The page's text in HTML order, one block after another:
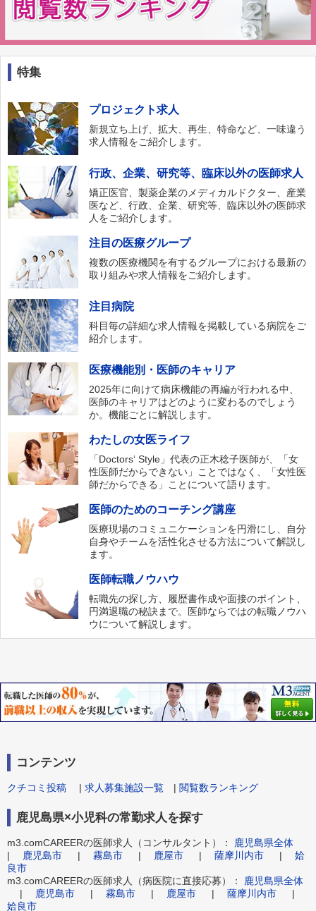
特集
プロジェクト求人
新規立ち上げ、拡大、再生、特命など、一味違う
求人情報をご紹介します。
行政、企業、研究等、臨床以外の医師求人
矯正医官、製薬企業のメディカルドクター、産業
医など、行政、企業、研究等、臨床以外の医師求
人をご紹介します。
注目の医療グループ
複数の医療機関を有するグループにおける最新の
取り組みや求人情報をご紹介します。
注目病院
科目毎の詳細な求人情報を掲載している病院をご
紹介します。
医療機能別・医師のキャリア
2025年に向けて病床機能の再編が行われる中、
医師のキャリアはどのように変わるのでしょう
か。機能ごとに解説します。
わたしの女医ライフ
「Doctors‘ Style」代表の正木稔子医師が、「女
性医師だからできない」ことではなく、「女性医
師だからできる」ことについて語ります。
医師のためのコーチング講座
医療現場のコミュニケーションを円滑にし、自分
自身やチームを活性化させる方法について解説し
ます。
医師転職ノウハウ
転職先の探し方、履歴書作成や面接のポイント、
円満退職の秘訣まで。医師ならではの転職ノウハ
ウについて解説します。
コンテンツ
クチコミ投稿 | 求人募集施設一覧 | 閲覧数ランキング
鹿児島県×小児科の常勤求人を探す
m3.comCAREERの医師求人（コンサルタント）：
鹿児島県全体
|
鹿児島市 | 霧島市 | 鹿屋市 | 薩摩川内市 | 姶
良市
m3.comCAREERの医師求人（病医院に直接応募）：
鹿児島県全体
|
鹿児島市 | 霧島市 | 鹿屋市 | 薩摩川内市 |
姶良市